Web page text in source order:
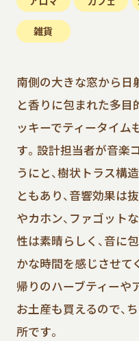
雑貨
南側の大きな窓から日
と香りに包まれた多目
ッキーでティータイム
す。設計担当者が音楽
うにと、樹状トラス構
ともあり、音響効果は
やカホン、ファゴット
性は素晴らしく、音に
かな時間を感じさせて
帰りのハーブティーや
お土産も買えるので、
所です。